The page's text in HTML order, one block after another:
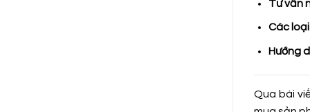
Tư vấn
Các
Hướng
Qua bài